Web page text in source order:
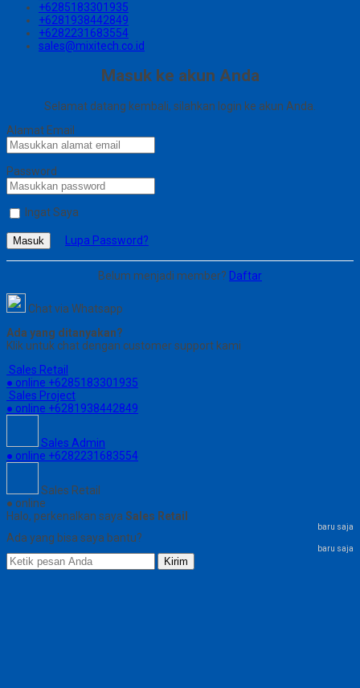
+6285183301935
+6281938442849
+6282231683554
sales@mixitech.co.id
Masuk ke akun Anda
Selamat datang kembali, silahkan login ke akun Anda.
Alamat Email
Password
Ingat Saya
Masuk Lupa Password?
Belum menjadi member? Daftar
Chat via Whatsapp
Ada yang ditanyakan?
Klik untuk chat dengan customer support kami
Sales Retail
● online +6285183301935
Sales Project
● online +6281938442849
Sales Admin
● online +6282231683554
Sales Retail
● online
Halo, perkenalkan saya Sales Retail
baru saja
Ada yang bisa saya bantu?
baru saja
Kirim